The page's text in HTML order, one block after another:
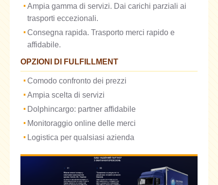
Ampia gamma di servizi. Dai carichi parziali ai
trasporti eccezionali.
Consegna rapida. Trasporto merci rapido e
affidabile.
OPZIONI DI FULFILLMENT
Comodo confronto dei prezzi
Ampia scelta di servizi
Dolphincargo: partner affidabile
Monitoraggio online delle merci
Logistica per qualsiasi azienda